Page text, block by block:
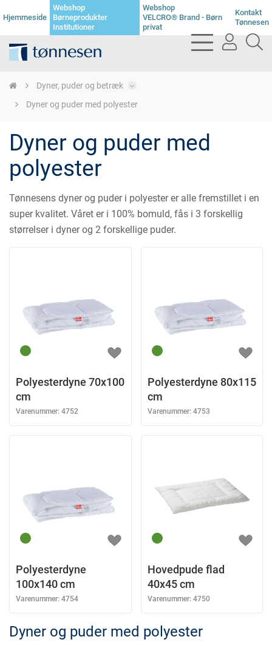
Hjemmeside
Webshop
Børneprodukter
Institutioner
Webshop
VELCRO® Brand - Børn
privat
Kontakt
Tønnesen
bars
light
user
Dyner, puder og betræk
Dyner og puder med polyester
Dyner og puder med
polyester
Tønnesens dyner og puder i polyester er alle fremstillet i en
super kvalitet. Våret er i 100% bomuld, fås i 3 forskellig
størrelser i dyner og 2 forskellige puder.
Polyesterdyne 70x100
cm
Varenummer: 4752
Polyesterdyne 80x115
cm
Varenummer: 4753
Polyesterdyne
100x140 cm
Varenummer: 4754
Hovedpude flad
40x45 cm
Varenummer: 4750
Dyner og puder med polyester